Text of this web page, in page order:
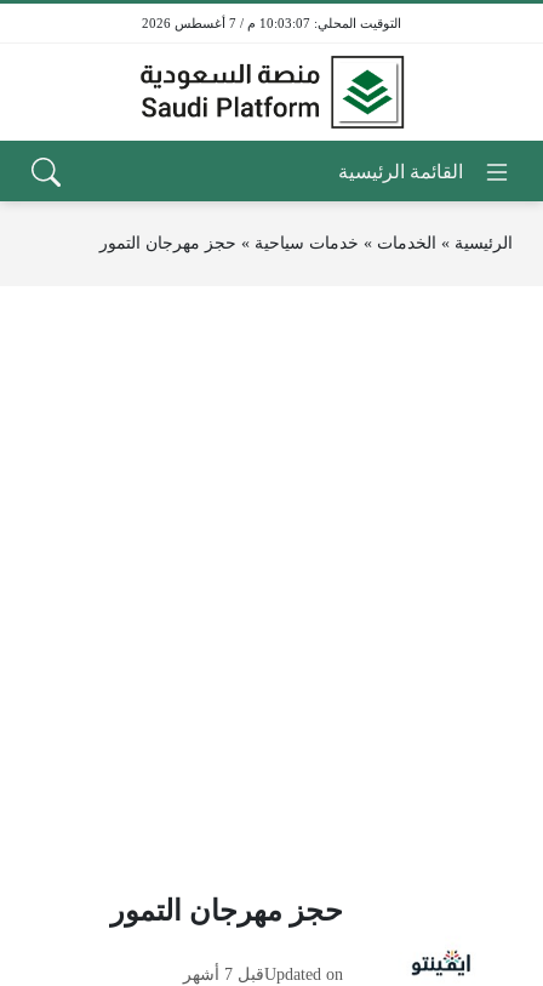
10:03:07 م / 7 أغسطس 2026
الرئيسية » الخدمات » خدمات سياحية » حجز مهرجان التمور
حجز مهرجان التمور
Updated onقبل 7 أشهر